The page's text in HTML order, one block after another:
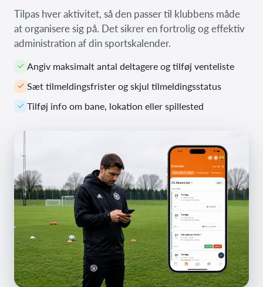
Tilpas hver aktivitet, så den passer til klubbens måde
at organisere sig på. Det sikrer en fortrolig og effektiv
administration af din sportskalender.
Angiv maksimalt antal deltagere og tilføj venteliste
Sæt tilmeldingsfrister og skjul tilmeldingsstatus
Tilføj info om bane, lokation eller spillested